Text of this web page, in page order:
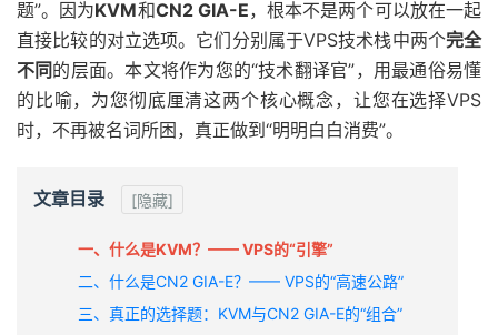
题”。因为KVM和CN2 GIA-E，根本不是两个可以放在一起
直接比较的对立选项。它们分别属于VPS技术栈中两个完全
不同的层面。本文将作为您的“技术翻译官”，用最通俗易懂
的比喻，为您彻底厘清这两个核心概念，让您在选择VPS
时，不再被名词所困，真正做到“明明白白消费”。
文章目录 [隐藏]
一、什么是KVM？—— VPS的“引擎”
二、什么是CN2 GIA-E？—— VPS的“高速公路”
三、真正的选择题：KVM与CN2 GIA-E的“组合”